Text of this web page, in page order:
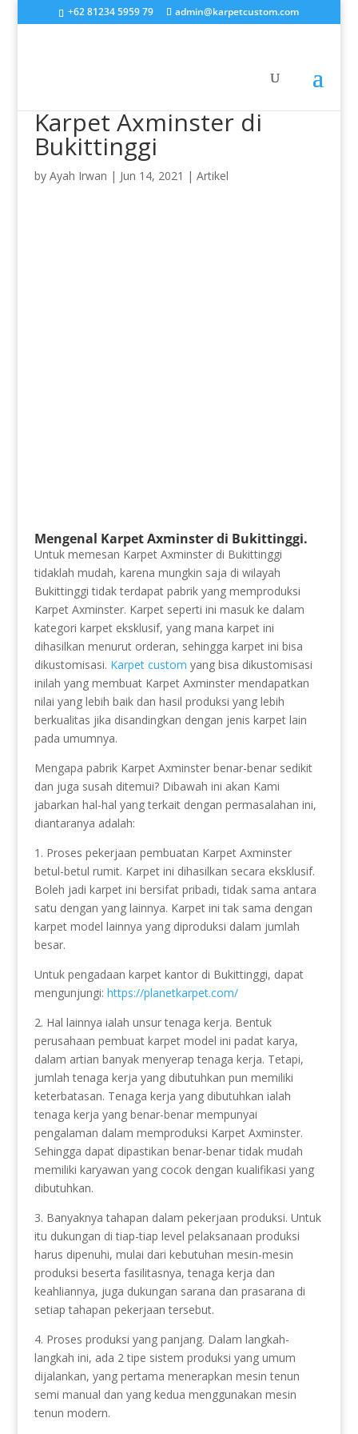
+62 81234 5959 79 admin@karpetcustom.com
Karpet Axminster di
Bukittinggi
by Ayah Irwan | Jun 14, 2021 | Artikel
Mengenal Karpet Axminster di Bukittinggi.
Untuk memesan Karpet Axminster di Bukittinggi
tidaklah mudah, karena mungkin saja di wilayah
Bukittinggi tidak terdapat pabrik yang memproduksi
Karpet Axminster. Karpet seperti ini masuk ke dalam
kategori karpet eksklusif, yang mana karpet ini
dihasilkan menurut orderan, sehingga karpet ini bisa
dikustomisasi. Karpet custom yang bisa dikustomisasi
inilah yang membuat Karpet Axminster mendapatkan
nilai yang lebih baik dan hasil produksi yang lebih
berkualitas jika disandingkan dengan jenis karpet lain
pada umumnya.
Mengapa pabrik Karpet Axminster benar-benar sedikit
dan juga susah ditemui? Dibawah ini akan Kami
jabarkan hal-hal yang terkait dengan permasalahan ini,
diantaranya adalah:
1. Proses pekerjaan pembuatan Karpet Axminster
betul-betul rumit. Karpet ini dihasilkan secara eksklusif.
Boleh jadi karpet ini bersifat pribadi, tidak sama antara
satu dengan yang lainnya. Karpet ini tak sama dengan
karpet model lainnya yang diproduksi dalam jumlah
besar.
Untuk pengadaan karpet kantor di Bukittinggi, dapat
mengunjungi: https://planetkarpet.com/
2. Hal lainnya ialah unsur tenaga kerja. Bentuk
perusahaan pembuat karpet model ini padat karya,
dalam artian banyak menyerap tenaga kerja. Tetapi,
jumlah tenaga kerja yang dibutuhkan pun memiliki
keterbatasan. Tenaga kerja yang dibutuhkan ialah
tenaga kerja yang benar-benar mempunyai
pengalaman dalam memproduksi Karpet Axminster.
Sehingga dapat dipastikan benar-benar tidak mudah
memiliki karyawan yang cocok dengan kualifikasi yang
dibutuhkan.
3. Banyaknya tahapan dalam pekerjaan produksi. Untuk
itu dukungan di tiap-tiap level pelaksanaan produksi
harus dipenuhi, mulai dari kebutuhan mesin-mesin
produksi beserta fasilitasnya, tenaga kerja dan
keahliannya, juga dukungan sarana dan prasarana di
setiap tahapan pekerjaan tersebut.
4. Proses produksi yang panjang. Dalam langkah-
langkah ini, ada 2 tipe sistem produksi yang umum
dijalankan, yang pertama menerapkan mesin tenun
semi manual dan yang kedua menggunakan mesin
tenun modern.